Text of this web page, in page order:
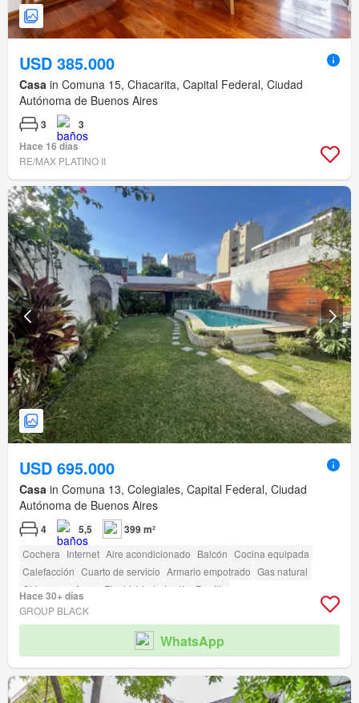
USD 385.000
Casa in Comuna 15, Chacarita, Capital Federal, Ciudad
Autónoma de Buenos Aires
3
3
Hace 16 días
RE/MAX PLATINO II
USD 695.000
Casa in Comuna 13, Colegiales, Capital Federal, Ciudad
Autónoma de Buenos Aires
4 5,5 399 m²
Cochera Internet Aire acondicionado Balcón Cocina equipada
Calefacción Cuarto de servicio Armario empotrado Gas natural
Chimenea
Agua Electricidad Jardín Parrilla
Hace 30+ días
GROUP BLACK
WhatsApp